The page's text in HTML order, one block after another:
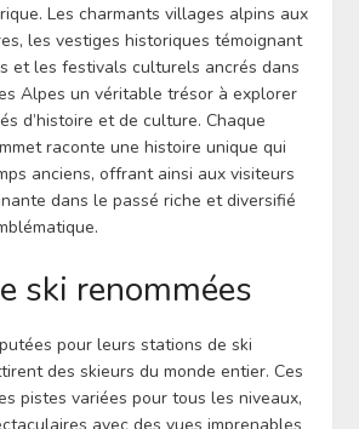
Les charmants villages alpins aux
les vestiges historiques témoignant
et les festivals culturels ancrés dans
Alpes un véritable trésor à explorer
d’histoire et de culture. Chaque
raconte une histoire unique qui
anciens, offrant ainsi aux visiteurs
dans le passé riche et diversifié
ski renommées
pour leurs stations de ski
des skieurs du monde entier. Ces
pistes variées pour tous les niveaux,